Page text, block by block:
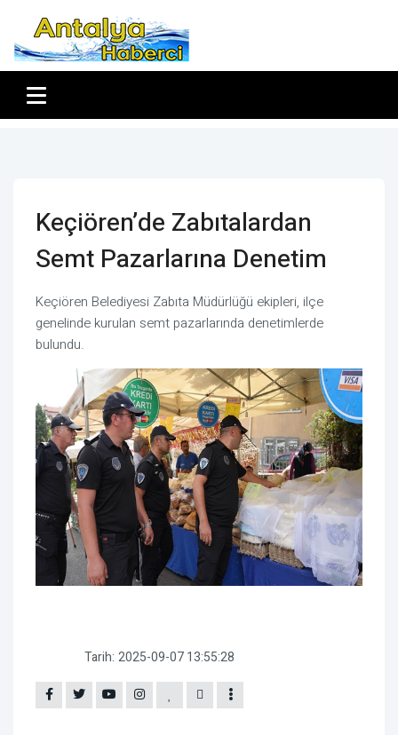
Keçiören’de Zabıtalardan
Semt Pazarlarına Denetim
Keçiören Belediyesi Zabıta Müdürlüğü ekipleri, ilçe
genelinde kurulan semt pazarlarında denetimlerde
bulundu.
Tarih: 2025-09-07 13:55:28